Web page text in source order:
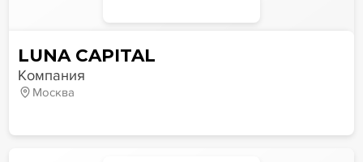
LUNA CAPITAL
Компания
Москва